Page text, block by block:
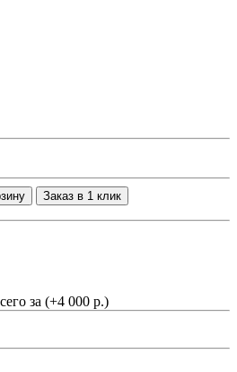
Заказ в 1 клик
за (+4 000 р.)